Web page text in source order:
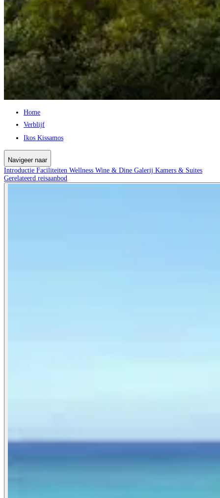
Home
Verblijf
Ikos Kissamos
Navigeer naar
Introductie Faciliteiten Wellness Wine & Dine Galerij Kamers & Suites
Gerelateerd reisaanbod